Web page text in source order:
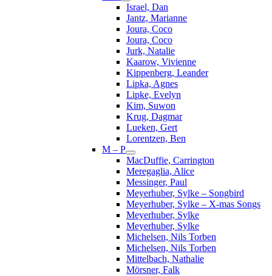
Israel, Dan
Jantz, Marianne
Joura, Coco
Joura, Coco
Jurk, Natalie
Kaarow, Vivienne
Kippenberg, Leander
Lipka, Agnes
Lipke, Evelyn
Kim, Suwon
Krug, Dagmar
Lueken, Gert
Lorentzen, Ben
M – P
MacDuffie, Carrington
Meregaglia, Alice
Messinger, Paul
Meyerhuber, Sylke – Songbird
Meyerhuber, Sylke – X-mas Songs
Meyerhuber, Sylke
Meyerhuber, Sylke
Michelsen, Nils Torben
Michelsen, Nils Torben
Mittelbach, Nathalie
Mörsner, Falk